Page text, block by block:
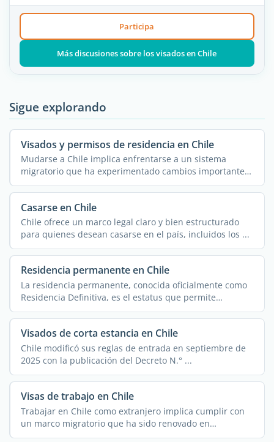
Participa
Más discusiones sobre los visados en Chile
Sigue explorando
Visados y permisos de residencia en Chile
Mudarse a Chile implica enfrentarse a un sistema
migratorio que ha experimentado cambios importantes
en los ...
Casarse en Chile
Chile ofrece un marco legal claro y bien estructurado
para quienes desean casarse en el país, incluidos los ...
Residencia permanente en Chile
La residencia permanente, conocida oficialmente como
Residencia Definitiva, es el estatus que permite
establecerse ...
Visados de corta estancia en Chile
Chile modificó sus reglas de entrada en septiembre de
2025 con la publicación del Decreto N.° ...
Visas de trabajo en Chile
Trabajar en Chile como extranjero implica cumplir con
un marco migratorio que ha sido renovado en
profundidad y ...